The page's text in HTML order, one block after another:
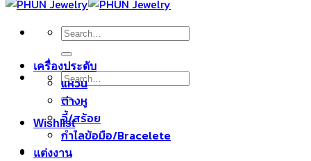
Search
for:
Search
for:
Wishlist
เครื่องประดับ
แหวน
ต่างหู
จี้/สร้อย
กำไลข้อมือ/Bracelete
แต่งงาน